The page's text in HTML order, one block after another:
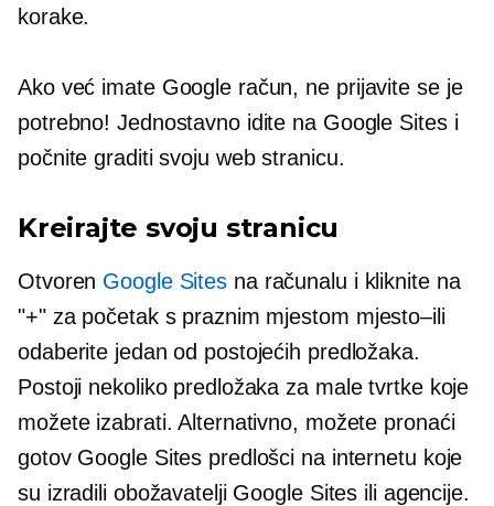
korake.
Ako već imate Google račun, ne prijavite seje
potrebno! Jednostavno idite na Google Sites i
počnite graditi svoju web stranicu.
Kreirajte svoju stranicu
Otvoren Google Sites na računalu i kliknite na
"+" za početak s praznim mjestom mjesto–ili
odaberite jedan od postojećih predložaka.
Postoji nekoliko predložaka za male tvrtke koje
možete izabrati. Alternativno, možete pronaći
gotovGoogle Sites predlošci na internetu koje
su izradili obožavatelji Google Sites ili agencije.